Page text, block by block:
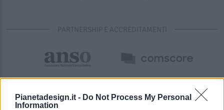
Pianetadesign.it - Do Not Process My Personal
Information
PARTNERSHIP E ACCREDITAMENTI